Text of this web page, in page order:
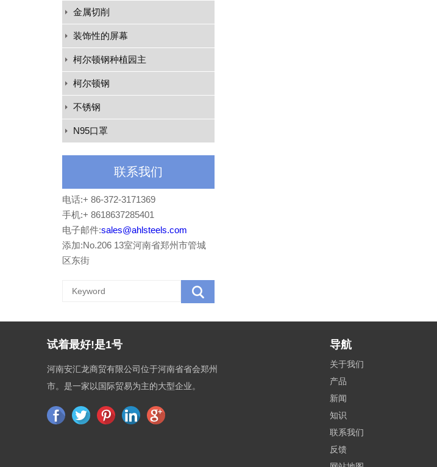
金属切削
装饰性的屏幕
柯尔顿钢种植园主
柯尔顿钢
不锈钢
N95口罩
联系我们
电话:+ 86-372-3171369
手机:+ 8618637285401
电子邮件:sales@ahlsteels.com
添加:No.206 13室河南省郑州市管城
区东街
试着最好!是1号
河南安汇龙商贸有限公司位于河南省省会郑州
市。是一家以国际贸易为主的大型企业。
导航
关于我们
产品
新闻
知识
联系我们
反馈